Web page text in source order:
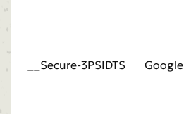
__Secure-3PSIDTS Google